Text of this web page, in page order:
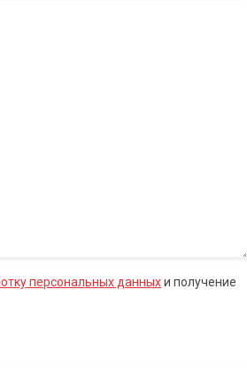
персональных данныхи получение